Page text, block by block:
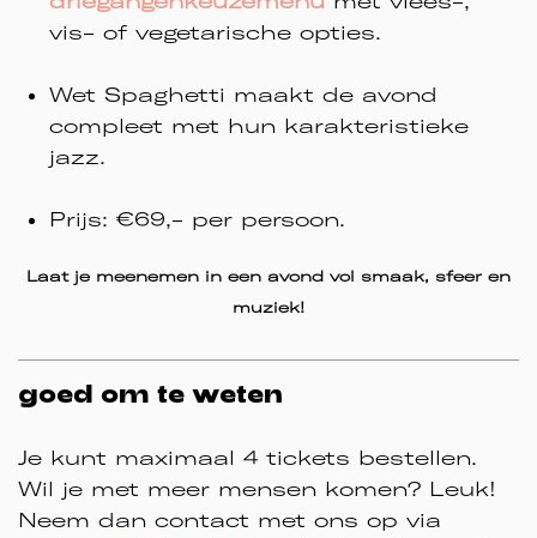
vis- of vegetarische opties.
Wet Spaghetti maakt de avond
compleet met hun karakteristieke
jazz.
Prijs: €69,- per persoon.
Laat je meenemen in een avond vol smaak, sfeer en
muziek!
goed om te weten
Je kunt maximaal 4 tickets bestellen.
Wil je met meer mensen komen? Leuk!
Neem dan contact met ons op via